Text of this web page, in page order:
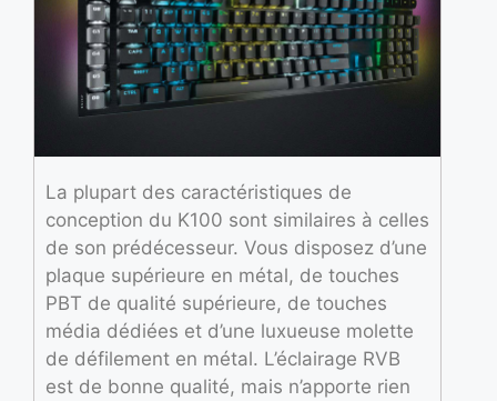
La plupart des caractéristiques de
conception du K100 sont similaires à celles
de son prédécesseur. Vous disposez d’une
plaque supérieure en métal, de touches
PBT de qualité supérieure, de touches
média dédiées et d’une luxueuse molette
de défilement en métal. L’éclairage RVB
est de bonne qualité, mais n’apporte rien